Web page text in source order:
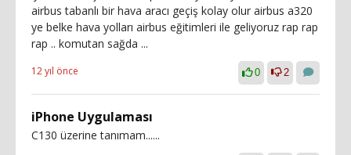
airbus tabanlı bir hava aracı geçiş kolay olur airbus a320
ye belke hava yolları airbus eğitimleri ile geliyoruz rap rap
rap .. komutan sağda ...
12 yıl önce 0 2
iPhone Uygulaması
C130 üzerine tanımam......